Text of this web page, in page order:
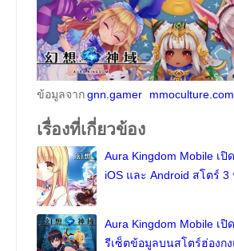
ข้อมูลจากgnn.gamer mmoculture.com
เรื่องที่เกี่ยวข้อง
Aura Kingdom Mobile เปิ
iOS และ Android สโตร์ 3
Aura Kingdom Mobile เปิ
รีเซ็ตข้อมูลบนสโตร์ฮ่องก